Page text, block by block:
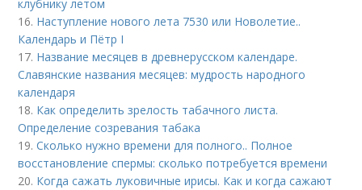
клубнику летом
16. Наступление нового лета 7530 или Новолетие..
Календарь и Пётр I
17. Название месяцев в древнерусском календаре.
Славянские названия месяцев: мудрость народного
календаря
18. Как определить зрелость табачного листа.
Определение созревания табака
19.Сколько нужно времени для полного.. Полное
восстановление спермы: сколько потребуется времени
20. Когда сажать луковичные ирисы. Как и когда сажают